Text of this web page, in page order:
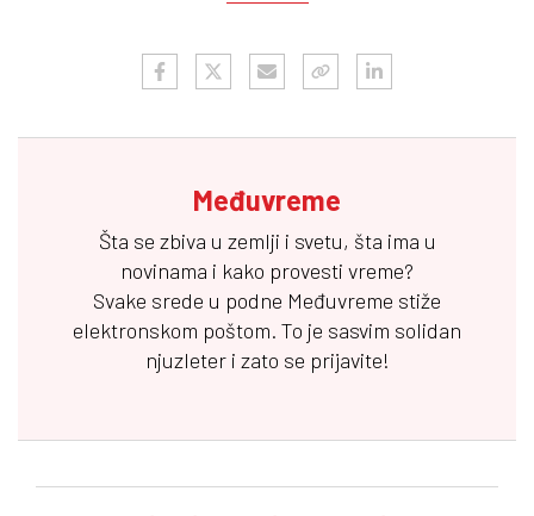
Međuvreme
Šta se zbiva u zemlji i svetu, šta ima u
novinama i kako provesti vreme?
Svake srede u podne Međuvreme stiže
elektronskom poštom. To je sasvim solidan
njuzleter i zato se prijavite!